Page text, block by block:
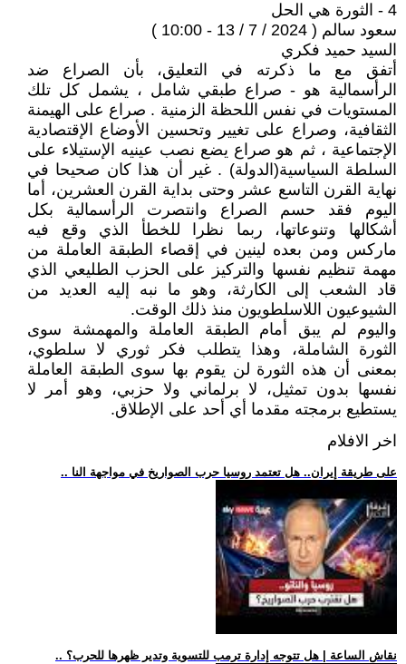
4 - الثورة هي الحل
سعود سالم ( 2024 / 7 / 13 - 10:00 )
السيد حميد فكري
أتفق مع ما ذكرته في التعليق، بأن الصراع ضد
الرأسمالية هو - صراع طبقي شامل ، يشمل كل تلك
المستويات في نفس اللحظة الزمنية . صراع على الهيمنة
الثقافية، وصراع على تغيير وتحسين الأوضاع الإقتصادية
الإجتماعية ، ثم هو صراع يضع نصب عينيه الإستيلاء على
السلطة السياسية(الدولة) . غير أن هذا كان صحيحا في
نهاية القرن التاسع عشر وحتى بداية القرن العشرين، أما
اليوم فقد حسم الصراع وانتصرت الرأسمالية بكل
أشكالها وتنوعاتها، ربما نظرا للخطأ الذي وقع فيه
ماركس ومن بعده لينين في إقصاء الطبقة العاملة من
مهمة تنظيم نفسها والتركيز على الحزب الطليعي الذي
قاد الشعب إلى الكارثة، وهو ما نبه إليه العديد من
الشيوعيون اللاسلطويون منذ ذلك الوقت.
واليوم لم يبق أمام الطبقة العاملة والمهمشة سوى
الثورة الشاملة، وهذا يتطلب فكر ثوري لا سلطوي،
بمعنى أن هذه الثورة لن يقوم بها سوى الطبقة العاملة
نفسها بدون تمثيل، لا برلماني ولا حزبي، وهو أمر لا
يستطيع برمجته مقدما أي أحد على الإطلاق.
اخر الافلام
.. على طريقة إيران.. هل تعتمد روسيا حرب الصواريخ في مواجهة النا
.. نقاش الساعة | هل تتوجه إدارة ترمب للتسوية وتدير ظهرها للحرب؟